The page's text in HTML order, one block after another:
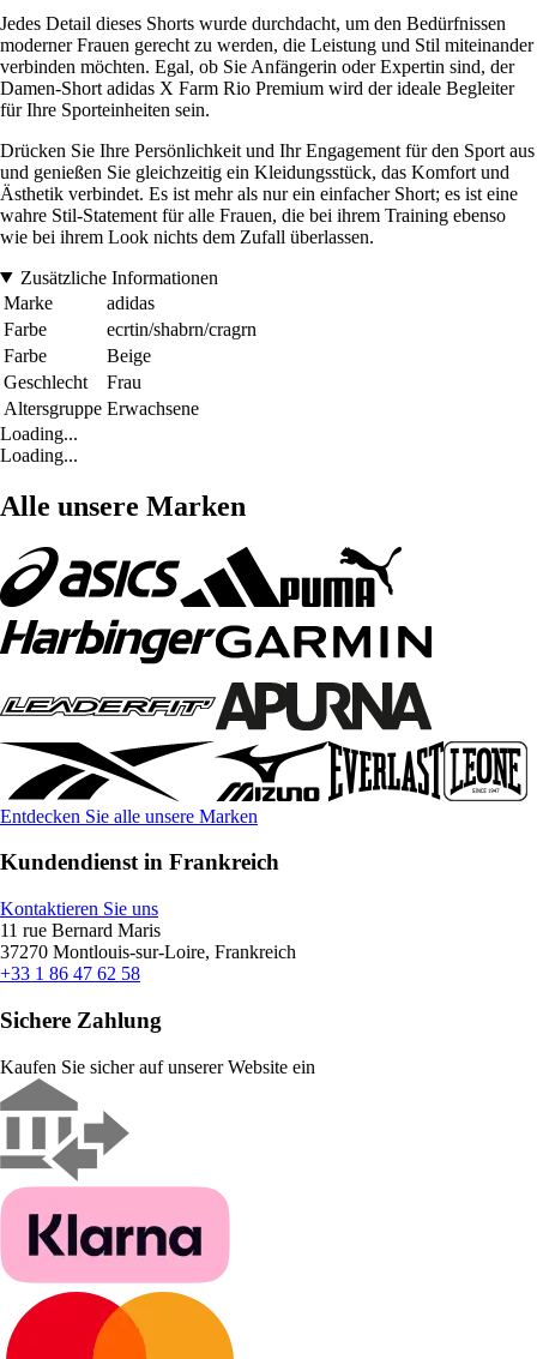
Jedes Detail dieses Shorts wurde durchdacht, um den Bedürfnissen
moderner Frauen gerecht zu werden, die Leistung und Stil miteinander
verbinden möchten. Egal, ob Sie Anfängerin oder Expertin sind, der
Damen-Short adidas X Farm Rio Premium wird der ideale Begleiter
für Ihre Sporteinheiten sein.
Drücken Sie Ihre Persönlichkeit und Ihr Engagement für den Sport aus
und genießen Sie gleichzeitig ein Kleidungsstück, das Komfort und
Ästhetik verbindet. Es ist mehr als nur ein einfacher Short; es ist eine
wahre Stil-Statement für alle Frauen, die bei ihrem Training ebenso
wie bei ihrem Look nichts dem Zufall überlassen.
Zusätzliche Informationen
Marke
adidas
Farbe
ecrtin/shabrn/cragrn
Farbe
Beige
Geschlecht
Frau
Altersgruppe Erwachsene
Loading...
Loading...
Alle unsere Marken
Entdecken Sie alle unsere Marken
Kundendienst in Frankreich
Kontaktieren Sie uns
11 rue Bernard Maris
37270 Montlouis-sur-Loire, Frankreich
+33 1 86 47 62 58
Sichere Zahlung
Kaufen Sie sicher auf unserer Website ein